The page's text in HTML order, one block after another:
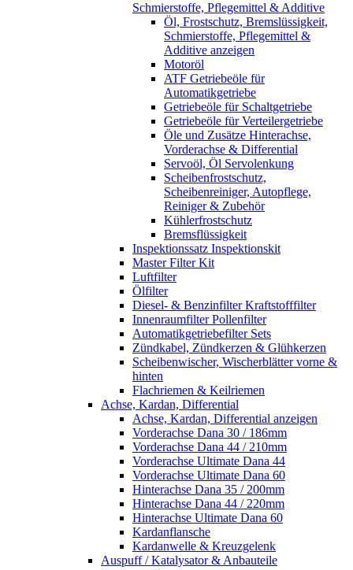
Schmierstoffe, Pflegemittel & Additive
Öl, Frostschutz, Bremslüssigkeit,
Schmierstoffe, Pflegemittel &
Additive anzeigen
Motoröl
ATF Getriebeöle für
Automatikgetriebe
Getriebeöle für Schaltgetriebe
Getriebeöle für Verteilergetriebe
Öle und Zusätze Hinterachse,
Vorderachse & Differential
Servoöl, Öl Servolenkung
Scheibenfrostschutz,
Scheibenreiniger, Autopflege,
Reiniger & Zubehör
Kühlerfrostschutz
Bremsflüssigkeit
Inspektionssatz Inspektionskit
Master Filter Kit
Luftfilter
Ölfilter
Diesel- & Benzinfilter Kraftstofffilter
Innenraumfilter Pollenfilter
Automatikgetriebefilter Sets
Zündkabel, Zündkerzen & Glühkerzen
Scheibenwischer, Wischerblätter vorne &
hinten
Flachriemen & Keilriemen
Achse, Kardan, Differential
Achse, Kardan, Differential anzeigen
Vorderachse Dana 30 / 186mm
Vorderachse Dana 44 / 210mm
Vorderachse Ultimate Dana 44
Vorderachse Ultimate Dana 60
Hinterachse Dana 35 / 200mm
Hinterachse Dana 44 / 220mm
Hinterachse Ultimate Dana 60
Kardanflansche
Kardanwelle & Kreuzgelenk
Auspuff / Katalysator & Anbauteile